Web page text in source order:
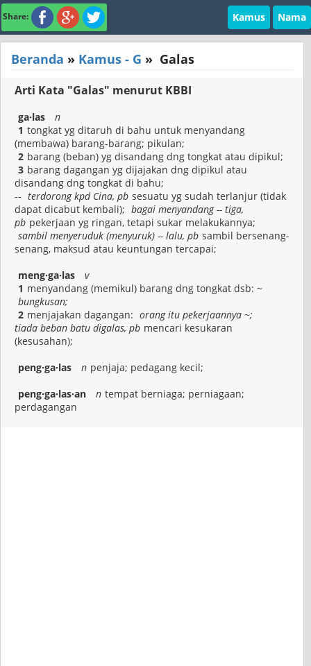
Share: Kamus Nama
Beranda » Kamus - G » Galas
Arti Kata "Galas" menurut KBBI
ga·las
n
1 tongkat yg ditaruh di bahu untuk menyandang
(membawa) barang-barang; pikulan;
2 barang (beban) yg disandang dng tongkat atau dipikul;
3 barang dagangan yg dijajakan dng dipikul atau
disandang dng tongkat di bahu;
-- terdorong kpd Cina, pb sesuatu yg sudah terlanjur (tidak
dapat dicabut kembali); bagai menyandang -- tiga,
pb pekerjaan yg ringan, tetapi sukar melakukannya;
sambil menyeruduk (menyuruk) -- lalu, pb sambil bersenang-
senang, maksud atau keuntungan tercapai;
meng·ga·las
v
1 menyandang (memikul) barang dng tongkat dsb: ~
bungkusan;
2 menjajakan dagangan: orang itu pekerjaannya ~;
tiada beban batu digalas, pb mencari kesukaran
(kesusahan);
peng·ga·las
n penjaja; pedagang kecil;
peng·ga·las·an
n tempat berniaga; perniagaan;
perdagangan